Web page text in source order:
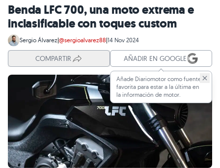
Benda LFC 700, una moto extrema e
inclasificable con toques custom
Sergio Álvarez|@sergioalvarez88|14 Nov 2024
COMPARTIR AÑADIR EN GOOGLE
Añade Diariomotor como fuente
favorita para estar a la última en
la información de motor.